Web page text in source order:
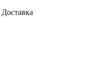
Доставка